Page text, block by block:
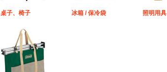
桌子、椅子 冰箱 / 保冷袋 照明用具